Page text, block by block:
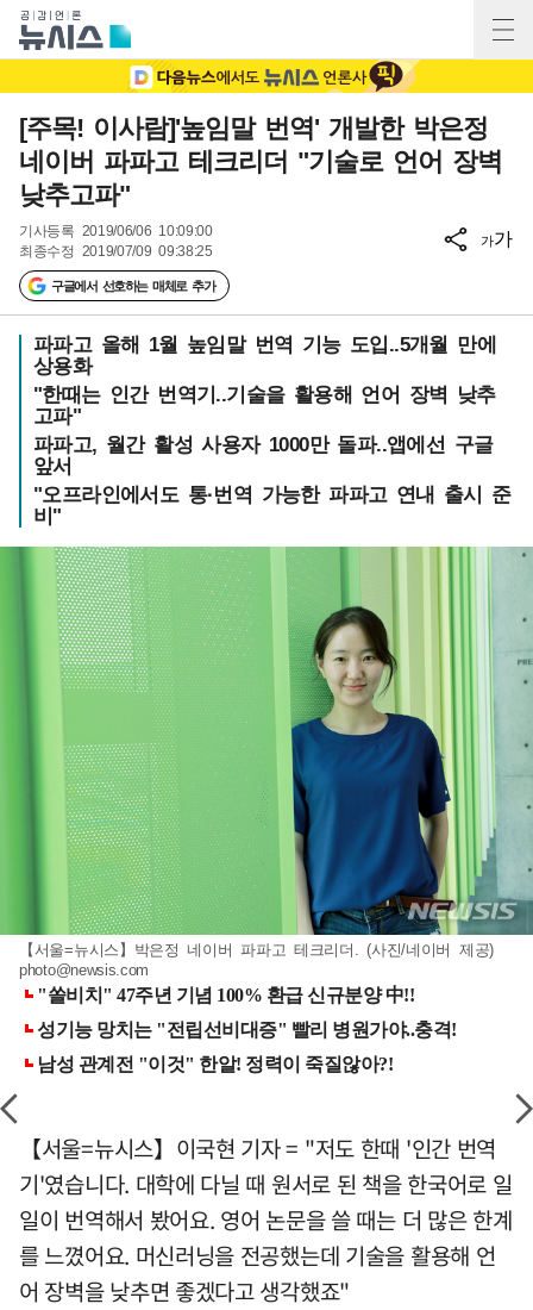
[주목! 이사람]'높임말 번역' 개발한 박은정
네이버 파파고 테크리더 "기술로 언어 장벽
낮추고파"
기사등록 2019/06/06 10:09:00
최종수정 2019/07/09 09:38:25
구글에서 선호하는 매체로 추가
가가
파파고 올해 1월 높임말 번역 기능 도입..5개월 만에
상용화
"한때는 인간 번역기..기술을 활용해 언어 장벽 낮추
고파"
파파고, 월간 활성 사용자 1000만 돌파..앱에선 구글
앞서
"오프라인에서도 통·번역 가능한 파파고 연내 출시 준
비"
【서울=뉴시스】박은정 네이버 파파고 테크리더. (사진/네이버 제공)
photo@newsis.com
【서울=뉴시스】이국현 기자 = "저도 한때 '인간 번역
기'였습니다. 대학에 다닐 때 원서로 된 책을 한국어로 일
일이 번역해서 봤어요. 영어 논문을 쓸 때는 더 많은 한계
를 느꼈어요. 머신러닝을 전공했는데 기술을 활용해 언
어 장벽을 낮추면 좋겠다고 생각했죠"